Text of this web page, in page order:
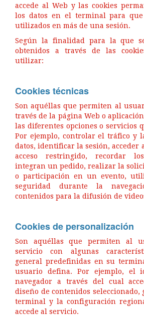
accede al Web y las cookies
los datos en el terminal para que
utilizados en más de una sesión.
Según la finalidad para la que
obtenidos a través de las
utilizar:
Cookies técnicas
Son aquéllas que permiten al
través de la página Web o
las diferentes opciones o servicios
Por ejemplo, controlar el tráfico y
datos, identificar la sesión, acceder
acceso restringido, recordar
integran un pedido, realizar la
o participación en un evento,
seguridad durante la
contenidos para la difusión de
Cookies de personalización
Son aquéllas que permiten al
servicio con algunas
general predefinidas en su
usuario defina. Por ejemplo, el
navegador a través del cual
diseño de contenidos seleccionado,
terminal y la configuración
accede al servicio.